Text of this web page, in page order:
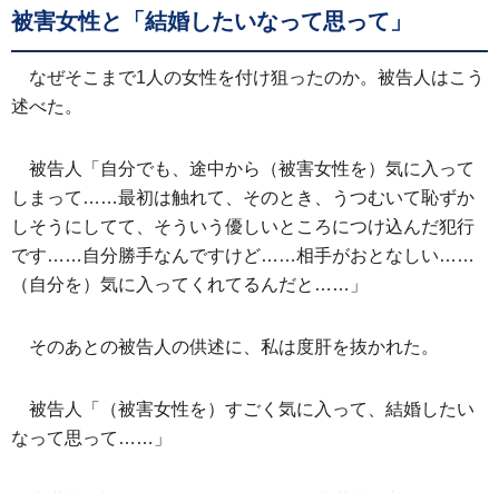
被害女性と「結婚したいなって思って」
なぜそこまで1人の女性を付け狙ったのか。被告人はこう
述べた。
被告人「自分でも、途中から（被害女性を）気に入って
しまって……最初は触れて、そのとき、うつむいて恥ずか
しそうにしてて、そういう優しいところにつけ込んだ犯行
です……自分勝手なんですけど……相手がおとなしい……
（自分を）気に入ってくれてるんだと……」
そのあとの被告人の供述に、私は度肝を抜かれた。
被告人「（被害女性を）すごく気に入って、結婚したい
なって思って……」